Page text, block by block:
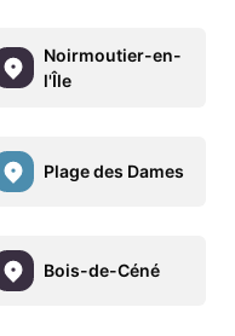
Noirmoutier-en-
l'Île
Plage des Dames
Bois-de-Céné